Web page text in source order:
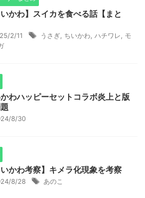
いかわ】スイカを食べる話【まと
2/11 うさぎ ちいかわ ハチワレ
モ
わハッピーセットコラボ炎上と版
8/30
いかわ考察】キメラ化現象を考察
8/28 あのこ